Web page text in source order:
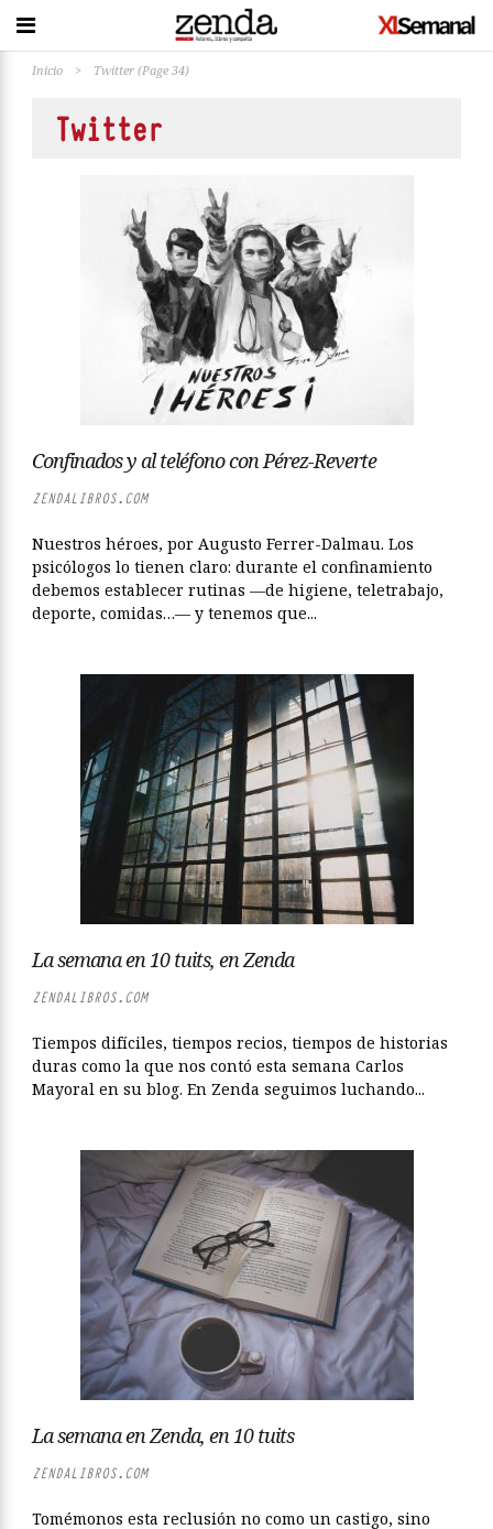
Inicio > Twitter (Page 34)
Twitter
Confinados y al teléfono con Pérez-Reverte
ZENDALIBROS.COM
Nuestros héroes, por Augusto Ferrer-Dalmau. Los
psicólogos lo tienen claro: durante el confinamiento
debemos establecer rutinas —de higiene, teletrabajo,
deporte, comidas…— y tenemos que...
La semana en 10 tuits, en Zenda
ZENDALIBROS.COM
Tiempos difíciles, tiempos recios, tiempos de historias
duras como la que nos contó esta semana Carlos
Mayoral en su blog. En Zenda seguimos luchando...
La semana en Zenda, en 10 tuits
ZENDALIBROS.COM
Tomémonos esta reclusión no como un castigo, sino